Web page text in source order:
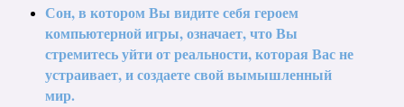
Сон, в котором Вы видите себя героем
компьютерной игры, означает, что Вы
стремитесь уйти от реальности, которая Вас не
устраивает, и создаете свой вымышленный
мир.